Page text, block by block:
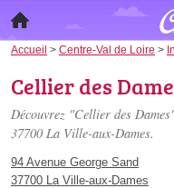
Accueil > Centre-Val de Loire >
Cellier des
Découvrez "Cellier des
37700 La Ville-aux-Dames.
94 Avenue George Sand
37700 La Ville-aux-Dames